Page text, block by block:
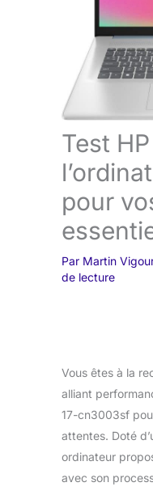
Test
pour
Par Martin
de lecture
Vous êtes à la
alliant
17-cn3003sf
attentes. Doté
ordinateur
avec son